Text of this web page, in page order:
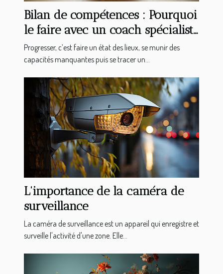
Bilan de compétences : Pourquoi
le faire avec un coach spécialiste
en bilan d’orientation ?
Progresser, c’est faire un état des lieux, se munir des
capacités manquantes puis se tracer un...
L'importance de la caméra de
surveillance
La caméra de surveillance est un appareil qui enregistre et
surveille l'activité d'une zone. Elle...